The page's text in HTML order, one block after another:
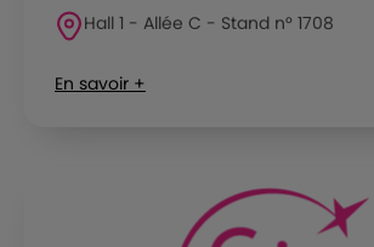
Hall 1 - Allée C - Stand n° 1708
En savoir +